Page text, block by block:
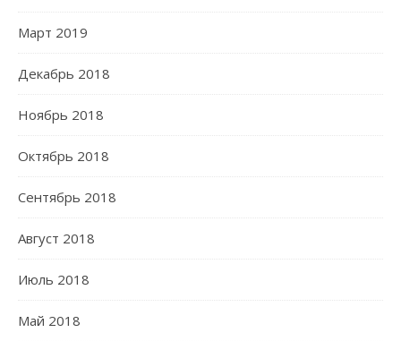
Март 2019
Декабрь 2018
Ноябрь 2018
Октябрь 2018
Сентябрь 2018
Август 2018
Июль 2018
Май 2018